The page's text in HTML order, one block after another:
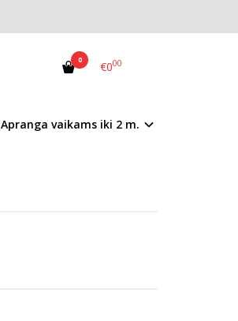
0 €000
Apranga vaikams iki 2 m.